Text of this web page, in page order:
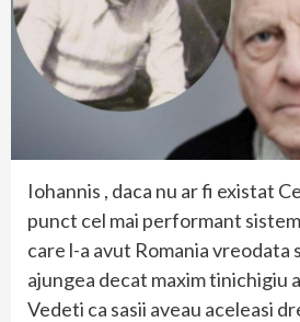
Iohannis , daca nu ar fi existat
punct cel mai performant
care l-a avut Romania vreodata
ajungea decat maxim tinichigiu
Vedeti ca sasii aveau aceleasi